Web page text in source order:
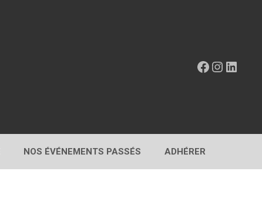
Facebook
NOS ÉVÉNEMENTS PASSÉS ADHÉRER